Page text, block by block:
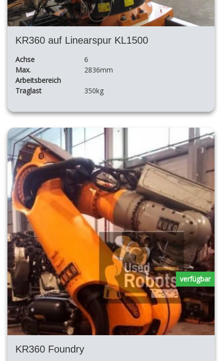
KR360 auf Linearspur KL1500
Achse
6
Max.
Arbeitsbereich
2836mm
Traglast 350kg
KR360 Foundry
verfügbar